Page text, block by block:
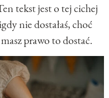
tekst jest o tej cichej
nie dostałaś, choć
prawo to dostać.